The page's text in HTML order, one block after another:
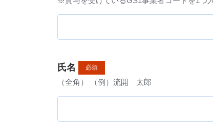
氏名 必須
（全角） （例）流開 太郎